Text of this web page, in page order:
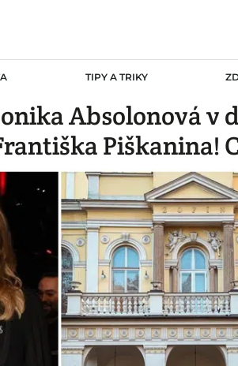
TIPY A TRIKY
Absolonová v
Piškanina!